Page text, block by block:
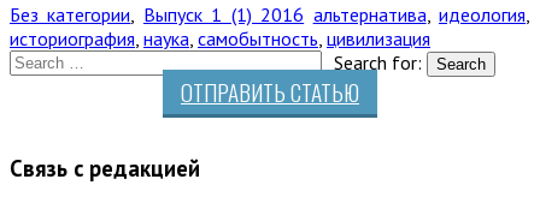
Без категории
Выпуск 1 (1) 2016 альтернатива ,идеология
историография наука самобытность цивилизация
Search for:
ОТПРАВИТЬ СТАТЬЮ
Связь с редакцией